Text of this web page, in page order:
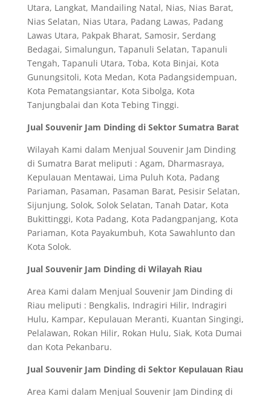
Utara, Langkat, Mandailing Natal, Nias, Nias Barat,
Nias Selatan, Nias Utara, Padang Lawas, Padang
Lawas Utara, Pakpak Bharat, Samosir, Serdang
Bedagai, Simalungun, Tapanuli Selatan, Tapanuli
Tengah, Tapanuli Utara, Toba, Kota Binjai, Kota
Gunungsitoli, Kota Medan, Kota Padangsidempuan,
Kota Pematangsiantar, Kota Sibolga, Kota
Tanjungbalai dan Kota Tebing Tinggi.
Jual Souvenir Jam Dinding di Sektor Sumatra Barat
Wilayah Kami dalam Menjual Souvenir Jam Dinding
di Sumatra Barat meliputi : Agam, Dharmasraya,
Kepulauan Mentawai, Lima Puluh Kota, Padang
Pariaman, Pasaman, Pasaman Barat, Pesisir Selatan,
Sijunjung, Solok, Solok Selatan, Tanah Datar, Kota
Bukittinggi, Kota Padang, Kota Padangpanjang, Kota
Pariaman, Kota Payakumbuh, Kota Sawahlunto dan
Kota Solok.
Jual Souvenir Jam Dinding di Wilayah Riau
Area Kami dalam Menjual Souvenir Jam Dinding di
Riau meliputi : Bengkalis, Indragiri Hilir, Indragiri
Hulu, Kampar, Kepulauan Meranti, Kuantan Singingi,
Pelalawan, Rokan Hilir, Rokan Hulu, Siak, Kota Dumai
dan Kota Pekanbaru.
Jual Souvenir Jam Dinding di Sektor Kepulauan Riau
Area Kami dalam Menjual Souvenir Jam Dinding di